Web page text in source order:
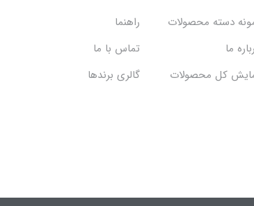
دسته محصولات
راهنما
ما
تماس با ما
کل محصولات
گالری برندها